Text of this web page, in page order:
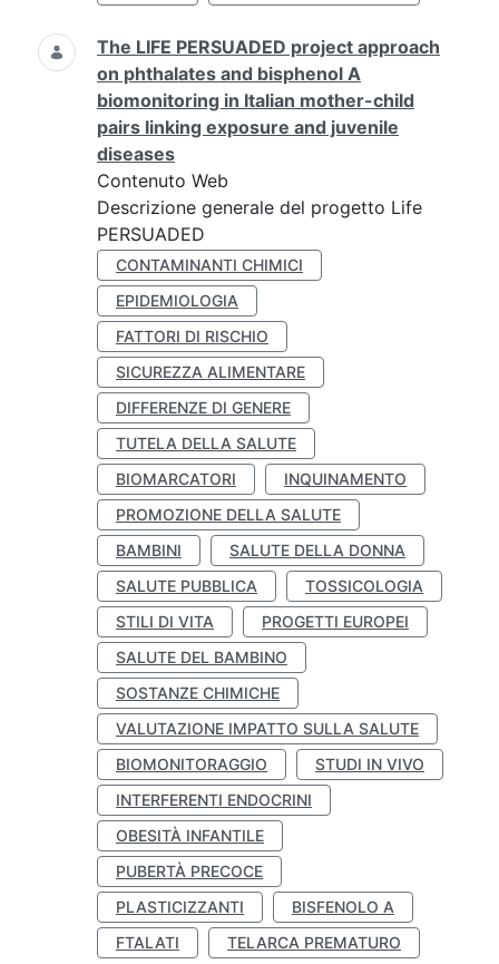
The LIFE PERSUADED project approach
on phthalates and bisphenol A
biomonitoring in Italian mother-child
pairs linking exposure and juvenile
diseases
Contenuto Web
Descrizione generale del progetto Life
PERSUADED
CONTAMINANTI CHIMICI
EPIDEMIOLOGIA
FATTORI DI RISCHIO
SICUREZZA ALIMENTARE
DIFFERENZE DI GENERE
TUTELA DELLA SALUTE
BIOMARCATORI
INQUINAMENTO
PROMOZIONE DELLA SALUTE
BAMBINI
SALUTE DELLA DONNA
SALUTE PUBBLICA
TOSSICOLOGIA
STILI DI VITA
PROGETTI EUROPEI
SALUTE DEL BAMBINO
SOSTANZE CHIMICHE
VALUTAZIONE IMPATTO SULLA SALUTE
BIOMONITORAGGIO
STUDI IN VIVO
INTERFERENTI ENDOCRINI
OBESITÀ INFANTILE
PUBERTÀ PRECOCE
PLASTICIZZANTI
BISFENOLO A
FTALATI
TELARCA PREMATURO